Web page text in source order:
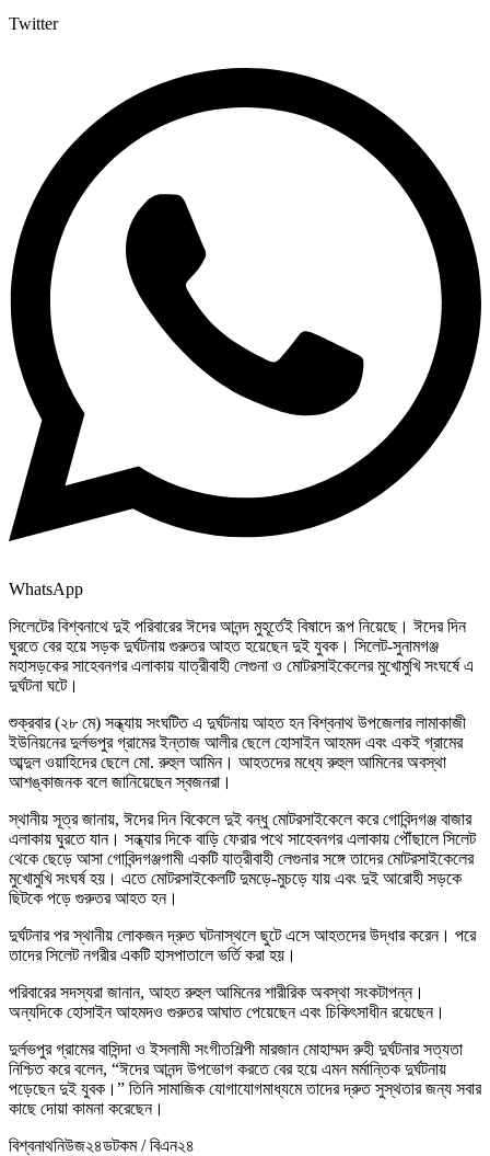
Twitter
WhatsApp
সিলেটের বিশ্বনাথে দুই পরিবারের ঈদের আনন্দ মুহূর্তেই বিষাদে রূপ নিয়েছে। ঈদের দিন
ঘুরতে বের হয়ে সড়ক দুর্ঘটনায় গুরুতর আহত হয়েছেন দুই যুবক। সিলেট-সুনামগঞ্জ
মহাসড়কের সাহেবনগর এলাকায় যাত্রীবাহী লেগুনা ও মোটরসাইকেলের মুখোমুখি সংঘর্ষে এ
দুর্ঘটনা ঘটে।
শুক্রবার (২৮ মে) সন্ধ্যায় সংঘটিত এ দুর্ঘটনায় আহত হন বিশ্বনাথ উপজেলার লামাকাজী
ইউনিয়নের দুর্লভপুর গ্রামের ইন্তাজ আলীর ছেলে হোসাইন আহমদ এবং একই গ্রামের
আব্দুল ওয়াহিদের ছেলে মো. রুহুল আমিন। আহতদের মধ্যে রুহুল আমিনের অবস্থা
আশঙ্কাজনক বলে জানিয়েছেন স্বজনরা।
স্থানীয় সূত্র জানায়, ঈদের দিন বিকেলে দুই বন্ধু মোটরসাইকেলে করে গোবিন্দগঞ্জ বাজার
এলাকায় ঘুরতে যান। সন্ধ্যার দিকে বাড়ি ফেরার পথে সাহেবনগর এলাকায় পৌঁছালে সিলেট
থেকে ছেড়ে আসা গোবিন্দগঞ্জগামী একটি যাত্রীবাহী লেগুনার সঙ্গে তাদের মোটরসাইকেলের
মুখোমুখি সংঘর্ষ হয়। এতে মোটরসাইকেলটি দুমড়ে-মুচড়ে যায় এবং দুই আরোহী সড়কে
ছিটকে পড়ে গুরুতর আহত হন।
দুর্ঘটনার পর স্থানীয় লোকজন দ্রুত ঘটনাস্থলে ছুটে এসে আহতদের উদ্ধার করেন। পরে
তাদের সিলেট নগরীর একটি হাসপাতালে ভর্তি করা হয়।
পরিবারের সদস্যরা জানান, আহত রুহুল আমিনের শারীরিক অবস্থা সংকটাপন্ন।
অন্যদিকে হোসাইন আহমদও গুরুতর আঘাত পেয়েছেন এবং চিকিৎসাধীন রয়েছেন।
দুর্লভপুর গ্রামের বাসিন্দা ও ইসলামী সংগীতশিল্পী মারজান মোহাম্মদ রুহী দুর্ঘটনার সত্যতা
নিশ্চিত করে বলেন, “ঈদের আনন্দ উপভোগ করতে বের হয়ে এমন মর্মান্তিক দুর্ঘটনায়
পড়েছেন দুই যুবক।” তিনি সামাজিক যোগাযোগমাধ্যমে তাদের দ্রুত সুস্থতার জন্য সবার
কাছে দোয়া কামনা করেছেন।
বিশ্বনাথনিউজ২৪ডটকম / বিএন২৪